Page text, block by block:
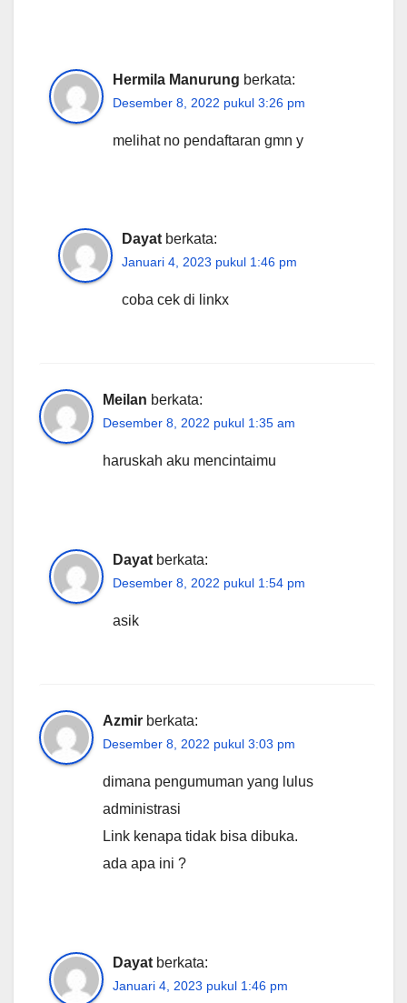
Hermila Manurung berkata:
Desember 8, 2022 pukul 3:26 pm
melihat no pendaftaran gmn y
Dayat berkata:
Januari 4, 2023 pukul 1:46 pm
coba cek di linkx
Meilan berkata:
Desember 8, 2022 pukul 1:35 am
haruskah aku mencintaimu
Dayat berkata:
Desember 8, 2022 pukul 1:54 pm
asik
Azmir berkata:
Desember 8, 2022 pukul 3:03 pm
dimana pengumuman yang lulus
administrasi
Link kenapa tidak bisa dibuka.
ada apa ini ?
Dayat berkata:
Januari 4, 2023 pukul 1:46 pm